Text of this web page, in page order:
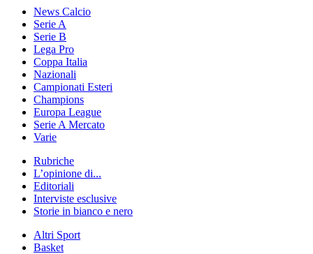
News Calcio
Serie A
Serie B
Lega Pro
Coppa Italia
Nazionali
Campionati Esteri
Champions
Europa League
Serie A Mercato
Varie
Rubriche
L’opinione di...
Editoriali
Interviste esclusive
Storie in bianco e nero
Altri Sport
Basket